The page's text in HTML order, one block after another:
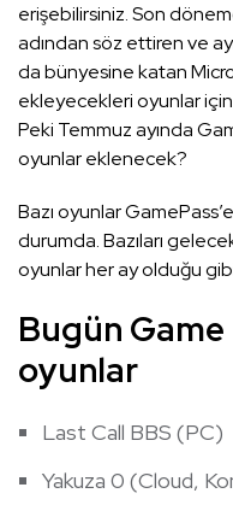
erişebilirsiniz. Son
adından söz ettiren ve
da bünyesine katan
ekleyecekleri oyunlar
Peki Temmuz ayında
oyunlar eklenecek?
Bazı oyunlar
durumda. Bazıları
oyunlar her ay olduğu
Bugün Game
oyunlar
Last Call BBS (PC)
Yakuza 0 (Cloud,